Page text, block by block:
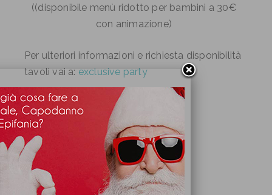
((disponibile menù ridotto per bambini a 30€
con animazione)
Per ulteriori informazioni e richiesta disponibilità
tavoli vai a: exclusive party
condividi